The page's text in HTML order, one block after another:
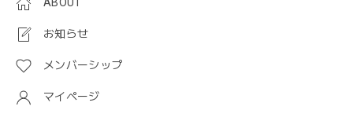
ABOUT
お知らせ
メンバーシップ
マイページ